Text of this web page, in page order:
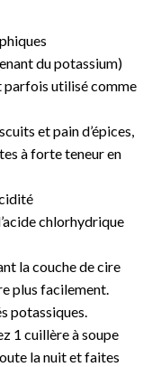
du potassium)
parfois utilisé comme
et pain d’épices,
à forte teneur en
chlorhydrique
la couche de cire
plus facilement.
potassiques.
1 cuillère à soupe
la nuit et faites